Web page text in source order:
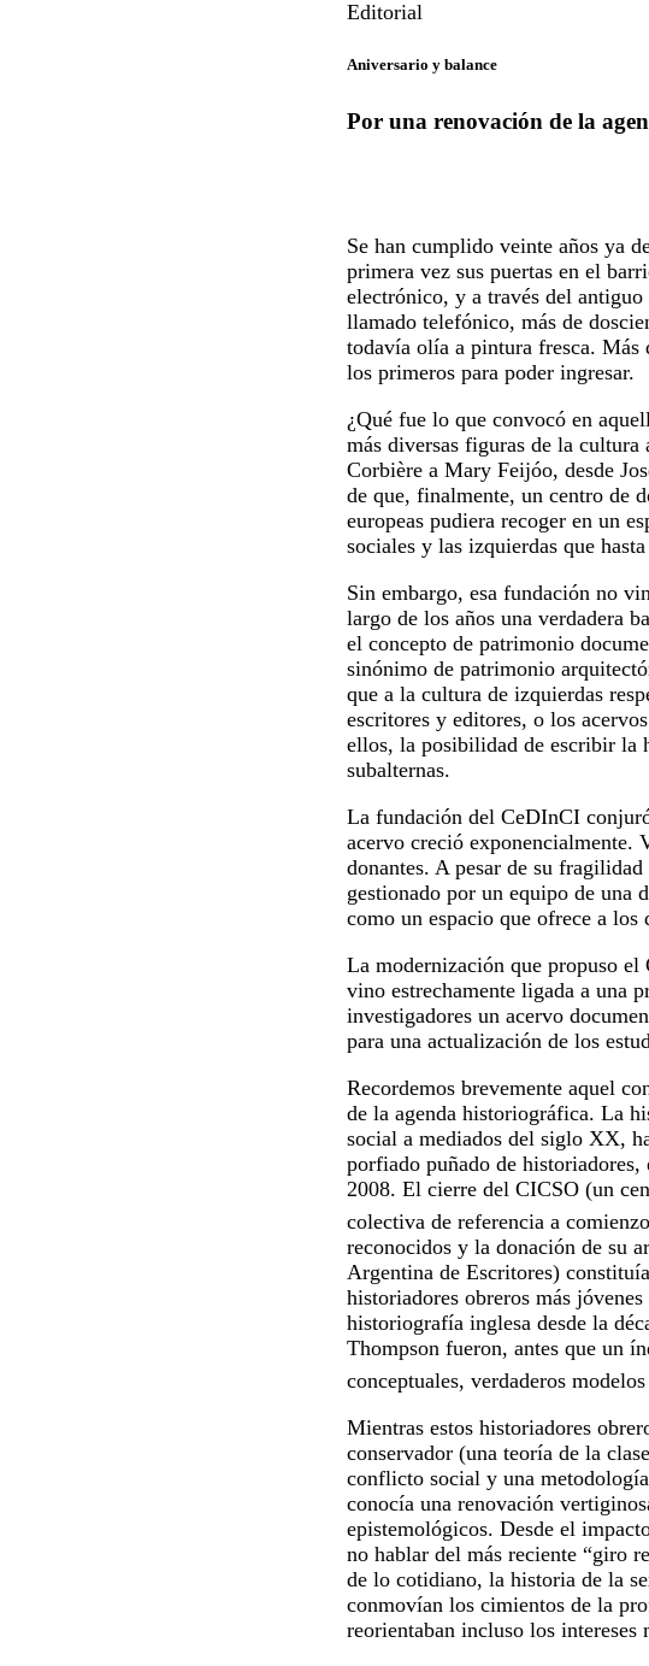
Editorial
Aniversario y balance
Por una renovación de la
Se han cumplido veinte años ya
primera vez sus puertas en el
electrónico, y a través del
llamado telefónico, más de
todavía olía a pintura fresca. Más
los primeros para poder ingresar.
¿Qué fue lo que convocó en
más diversas figuras de la cultura
Corbière a Mary Feijóo, desde
de que, finalmente, un centro de
europeas pudiera recoger en un
sociales y las izquierdas que
Sin embargo, esa fundación no
largo de los años una verdadera
el concepto de patrimonio
sinónimo de patrimonio
que a la cultura de izquierdas
escritores y editores, o los
ellos, la posibilidad de escribir la
subalternas.
La fundación del CeDInCI
acervo creció exponencialmente.
donantes. A pesar de su
gestionado por un equipo de una
como un espacio que ofrece a
La modernización que propuso
vino estrechamente ligada a una
investigadores un acervo
para una actualización de los
Recordemos brevemente aquel
de la agenda historiográfica. La
social a mediados del siglo XX,
porfiado puñado de
2008. El cierre del CICSO (un
colectiva de referencia a
reconocidos y la donación de su
Argentina de Escritores)
historiadores obreros más
historiografía inglesa desde la
Thompson fueron, antes que un
conceptuales, verdaderos
Mientras estos historiadores
conservador (una teoría de la
conflicto social y una
conocía una renovación
epistemológicos. Desde el
no hablar del más reciente “giro
de lo cotidiano, la historia de la
conmovían los cimientos de la
reorientaban incluso los intereses